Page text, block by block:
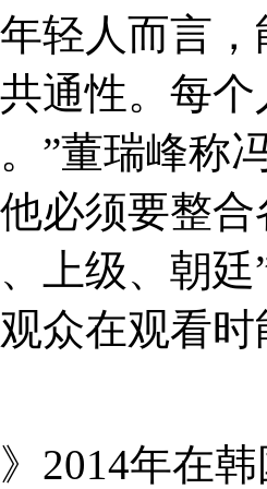
轻人而言
通性。每
”董瑞峰称
必须要整
上级、朝
众在观看
》2014年在